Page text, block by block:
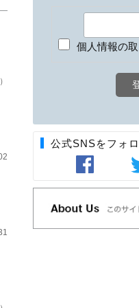
個人情報の
公式SNSをフォ